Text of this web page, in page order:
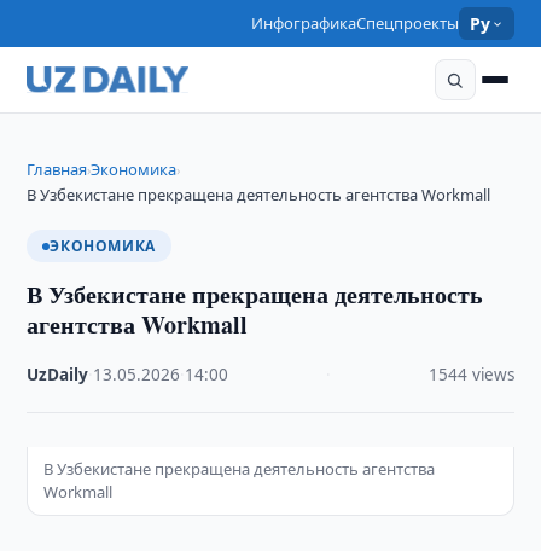
ИнфографикаСпецпроекты Ру
Главная›Экономика›
В Узбекистане прекращена деятельность агентства Workmall
ЭКОНОМИКА
В Узбекистане прекращена деятельность
агентства Workmall
UzDaily 13.05.2026 14:00 1544 views
В Узбекистане прекращена деятельность агентства
Workmall